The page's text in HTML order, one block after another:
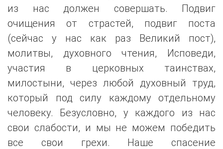
из нас должен совершать. Подвиг
очищения от страстей, подвиг поста
(сейчас у нас как раз Великий пост),
молитвы, духовного чтения, Исповеди,
участия в церковных таинствах,
милостыни, через любой духовный труд,
который под силу каждому отдельному
человеку. Безусловно, у каждого из нас
свои слабости, и мы не можем победить
все свои грехи. Наше спасение